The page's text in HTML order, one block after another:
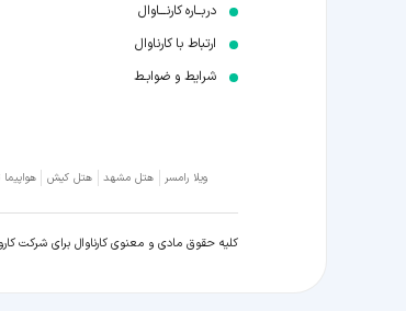
دربــاره کارنـــاوال
ارتباط با کارناوال
شرایط و ضوابـط
ویلا رامسر هتل مشهد هتل کیش
کلیه حقوق مادی و معنوی کارناوال برای شرکت